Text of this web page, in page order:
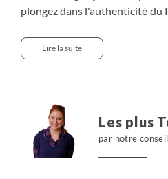
plongez dans l'authenticité du
exceptionnelle : tamanoirs,
ocelots. À Bonito, profitez
flottant, où vous découvrirez
et aurez l'occasion de nager
Lire la suite
Les plus
par notre